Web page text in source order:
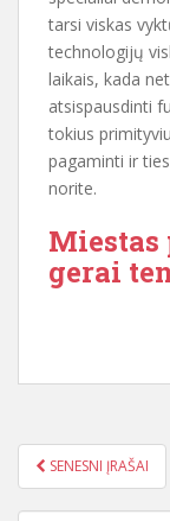
tarsi viskas
technologijų
laikais, kada
atsispausdinti
tokius
pagaminti ir
norite.
Miestas
gerai
ĮRAŠŲ
SENESNI ĮRAŠAI